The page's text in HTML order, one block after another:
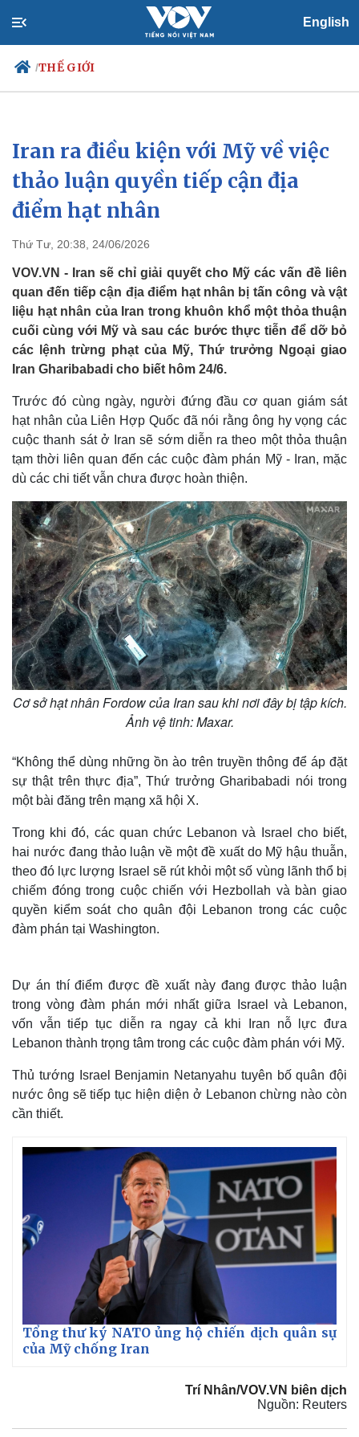
English
/THẾ GIỚI
Chính trị
Đảng
Tổ chức nhân sự
Quốc hội
Nhận diện sự thật
Xã hội
Tin 24h
Dự báo thời tiết
Quan sát
Cuộc sống đó đây
Multimedia
Video
Infographic
Iran ra điều kiện với Mỹ về việc
thảo luận quyền tiếp cận địa
điểm hạt nhân
Thứ Tư, 20:38, 24/06/2026
VOV.VN - Iran sẽ chỉ giải quyết cho Mỹ các vấn đề liên
quan đến tiếp cận địa điểm hạt nhân bị tấn công và vật
liệu hạt nhân của Iran trong khuôn khổ một thỏa thuận
cuối cùng với Mỹ và sau các bước thực tiễn để dỡ bỏ
các lệnh trừng phạt của Mỹ, Thứ trưởng Ngoại giao
Iran Gharibabadi cho biết hôm 24/6.
Trước đó cùng ngày, người đứng đầu cơ quan giám sát
hạt nhân của Liên Hợp Quốc đã nói rằng ông hy vọng các
cuộc thanh sát ở Iran sẽ sớm diễn ra theo một thỏa thuận
tạm thời liên quan đến các cuộc đàm phán Mỹ - Iran, mặc
dù các chi tiết vẫn chưa được hoàn thiện.
Cơ sở hạt nhân Fordow của Iran sau khi nơi đây bị tập kích.
Ảnh vệ tinh: Maxar.
“Không thể dùng những ồn ào trên truyền thông để áp đặt
sự thật trên thực địa”, Thứ trưởng Gharibabadi nói trong
một bài đăng trên mạng xã hội X.
Trong khi đó, các quan chức Lebanon và Israel cho biết,
hai nước đang thảo luận về một đề xuất do Mỹ hậu thuẫn,
theo đó lực lượng Israel sẽ rút khỏi một số vùng lãnh thổ bị
chiếm đóng trong cuộc chiến với Hezbollah và bàn giao
quyền kiểm soát cho quân đội Lebanon trong các cuộc
đàm phán tại Washington.
Dự án thí điểm được đề xuất này đang được thảo luận
trong vòng đàm phán mới nhất giữa Israel và Lebanon,
vốn vẫn tiếp tục diễn ra ngay cả khi Iran nỗ lực đưa
Lebanon thành trọng tâm trong các cuộc đàm phán với Mỹ.
Thủ tướng Israel Benjamin Netanyahu tuyên bố quân đội
nước ông sẽ tiếp tục hiện diện ở Lebanon chừng nào còn
cần thiết.
Tổng thư ký NATO ủng hộ chiến dịch quân sự
của Mỹ chống Iran
Trí Nhân/VOV.VN biên dịch
Nguồn: Reuters